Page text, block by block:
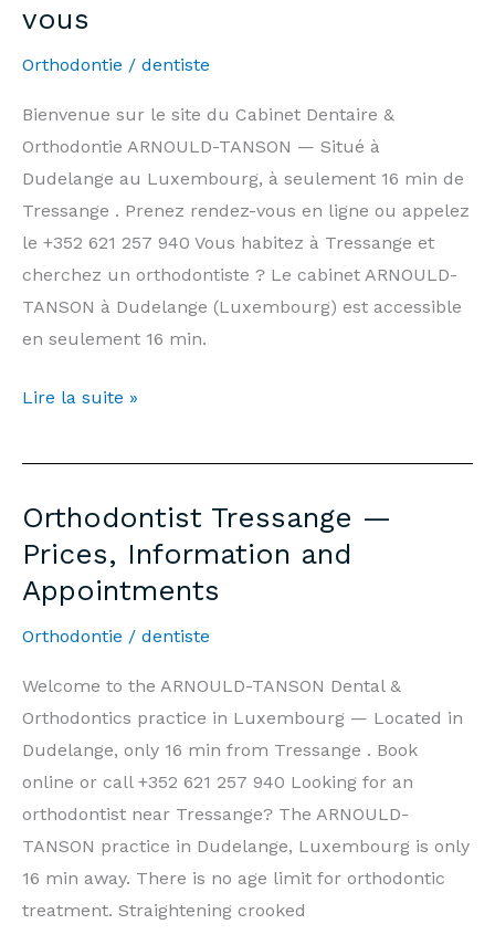
Appointments
vous
Orthodontie / dentiste
Bienvenue sur le site du Cabinet Dentaire &
Orthodontie ARNOULD-TANSON — Situé à
Dudelange au Luxembourg, à seulement 16 min de
Tressange . Prenez rendez-vous en ligne ou appelez
le +352 621 257 940 Vous habitez à Tressange et
cherchez un orthodontiste ? Le cabinet ARNOULD-
TANSON à Dudelange (Luxembourg) est accessible
en seulement 16 min.
Orthodontiste
—
Informations
et
Rendez-
Lire la suite »
Orthodontist Tressange —
Prices, Information and
Appointments
Orthodontie / dentiste
Welcome to the ARNOULD-TANSON Dental &
Orthodontics practice in Luxembourg — Located in
Dudelange, only 16 min from Tressange . Book
online or call +352 621 257 940 Looking for an
orthodontist near Tressange? The ARNOULD-
TANSON practice in Dudelange, Luxembourg is only
16 min away. There is no age limit for orthodontic
treatment. Straightening crooked